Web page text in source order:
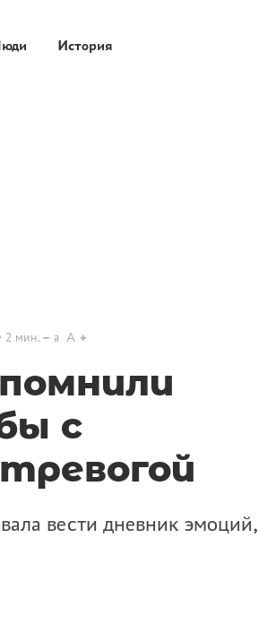
История
2 мин. a A
с
вести дневник эмоций,